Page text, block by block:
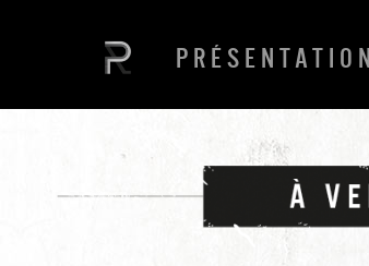
PRÉSENTATION